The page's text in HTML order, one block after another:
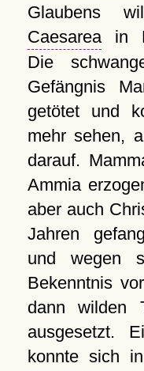
Glaubens
Caesareain
Die
Gefängnis
getötet und
mehr sehen,
darauf.
Ammia
aber auch
Jahren
und wegen
Bekenntnis
dann wilden
ausgesetzt.
konnte sich